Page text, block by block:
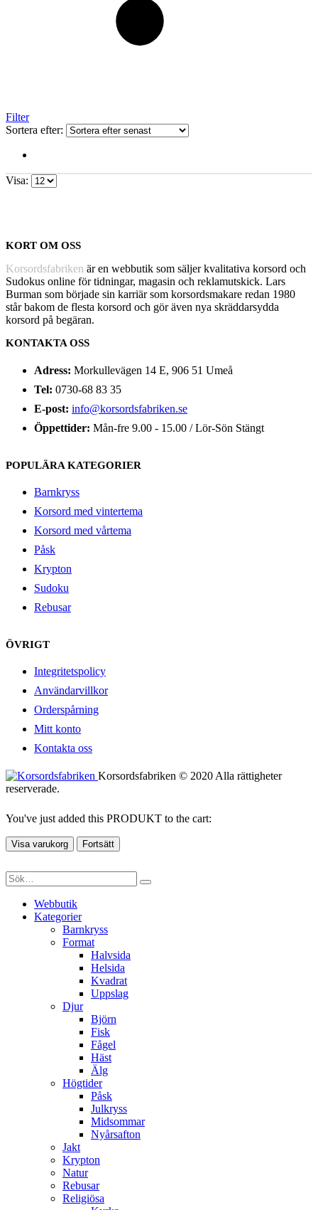
Filter
Sortera efter:
Visa:
KORT OM OSS
Korsordsfabriken är en webbutik som säljer kvalitativa korsord och
Sudokus online för tidningar, magasin och reklamutskick. Lars
Burman som började sin karriär som korsordsmakare redan 1980
står bakom de flesta korsord och gör även nya skräddarsydda
korsord på begäran.
KONTAKTA OSS
Adress: Morkullevägen 14 E, 906 51 Umeå
Tel: 0730-68 83 35
E-post: info@korsordsfabriken.se
Öppettider: Mån-fre 9.00 - 15.00 / Lör-Sön Stängt
POPULÄRA KATEGORIER
Barnkryss
Korsord med vintertema
Korsord med vårtema
Påsk
Krypton
Sudoku
Rebusar
ÖVRIGT
Integritetspolicy
Användarvillkor
Orderspårning
Mitt konto
Kontakta oss
Korsordsfabriken © 2020 Alla rättigheter
reserverade.
You've just added this PRODUKT to the cart:
Visa varukorg Fortsätt
Webbutik
Kategorier
Barnkryss
Format
Halvsida
Helsida
Kvadrat
Uppslag
Djur
Björn
Fisk
Fågel
Häst
Älg
Högtider
Påsk
Julkryss
Midsommar
Nyårsafton
Jakt
Krypton
Natur
Rebusar
Religiösa